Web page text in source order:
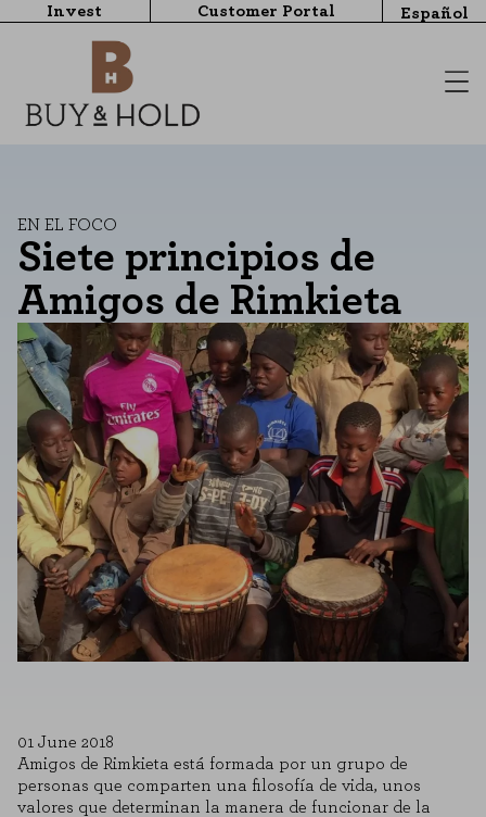
Invest Customer Portal Español
EN EL FOCO
Siete principios de
Amigos de Rimkieta
01 June 2018
Amigos de Rimkieta está formada por un grupo de
personas que comparten una filosofía de vida, unos
valores que determinan la manera de funcionar de la